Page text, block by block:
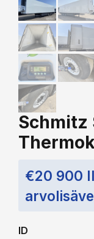
Schmitz
€20 900
ID